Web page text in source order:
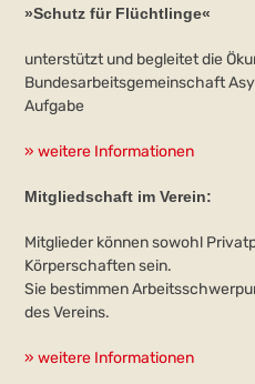
»Schutz für Flüchtlinge«
unterstützt und begleitet die
Bundesarbeitsgemeinschaft
Aufgabe
» weitere Informationen
Mitgliedschaft im Verein:
Mitglieder können sowohl
Körperschaften sein.
Sie bestimmen
des Vereins.
» weitere Informationen